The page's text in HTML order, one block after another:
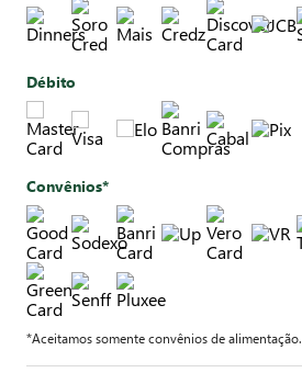
Débito
Convênios*
*Aceitamos somente convênios de alimentação.